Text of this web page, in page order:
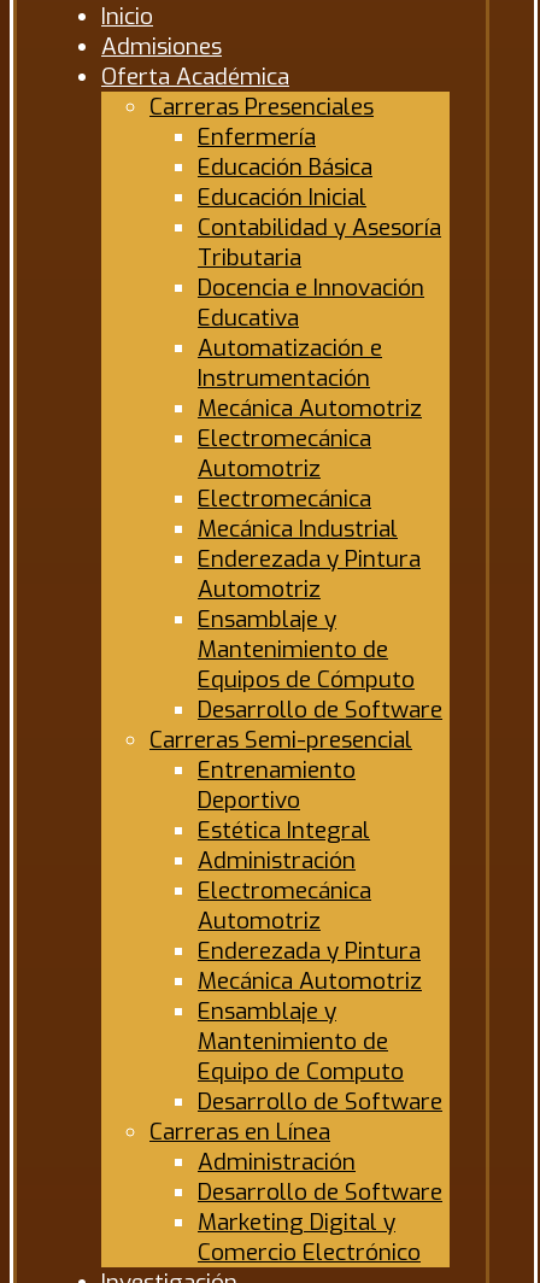
Inicio
Admisiones
Oferta Académica
Carreras Presenciales
Enfermería
Educación Básica
Educación Inicial
Contabilidad y Asesoría
Tributaria
Docencia e Innovación
Educativa
Automatización e
Instrumentación
Mecánica Automotriz
Electromecánica
Automotriz
Electromecánica
Mecánica Industrial
Enderezada y Pintura
Automotriz
Ensamblaje y
Mantenimiento de
Equipos de Cómputo
Desarrollo de Software
Carreras Semi-presencial
Entrenamiento
Deportivo
Estética Integral
Administración
Electromecánica
Automotriz
Enderezada y Pintura
Mecánica Automotriz
Ensamblaje y
Mantenimiento de
Equipo de Computo
Desarrollo de Software
Carreras en Línea
Administración
Desarrollo de Software
Marketing Digital y
Comercio Electrónico